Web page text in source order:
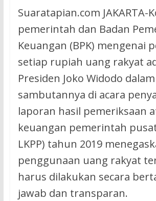
Suaratapian.com JAKARTA-
pemerintah dan Badan
Keuangan (BPK) mengenai
setiap rupiah uang rakyat
Presiden Joko Widodo dalam
sambutannya di acara
laporan hasil pemeriksaan
keuangan pemerintah
LKPP) tahun 2019
penggunaan uang rakyat
harus dilakukan secara
jawab dan transparan.